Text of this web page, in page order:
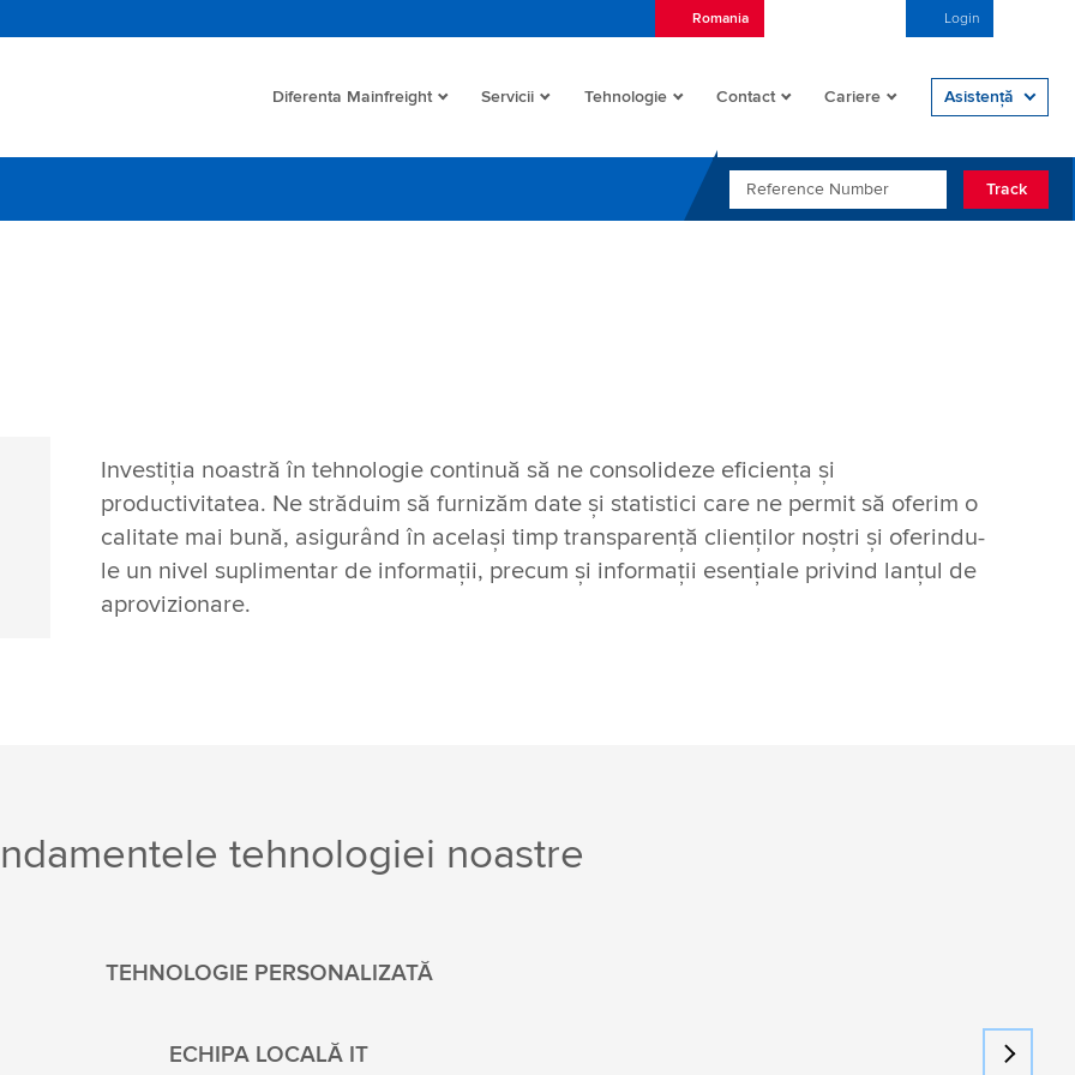
Romania Login
Diferenta Mainfreight Servicii Tehnologie Contact Cariere Asistență
REFERENCE NUMBER
Track
Investiția noastră în tehnologie continuă să ne consolideze eficiența și
productivitatea. Ne străduim să furnizăm date și statistici care ne permit să oferim o
calitate mai bună, asigurând în același timp transparență clienților noștri și oferindu-
le un nivel suplimentar de informații, precum și informații esențiale privind lanțul de
aprovizionare.
tehnologiei noastre
TEHNOLOGIE PERSONALIZATĂ
ECHIPA LOCALĂ IT